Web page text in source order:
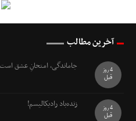
آخرین مطالب
جاماندگی، امتحانِ عشق است
4 روز
قبل
زنده‌باد رادیکالیسم!
4 روز
قبل